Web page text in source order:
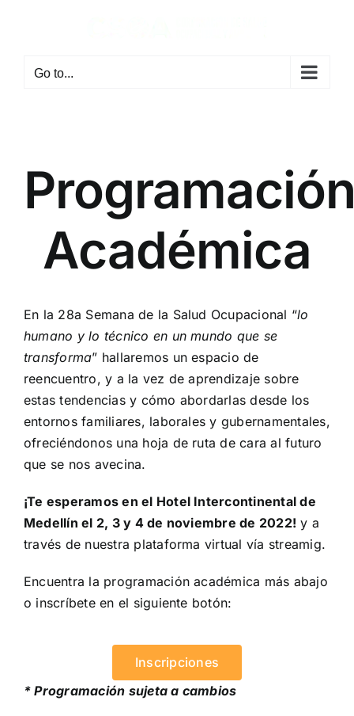
Go to...
Académica
En la 28a Semana de la Salud Ocupacional “lo
humano y lo técnico en un mundo que se
transforma” hallaremos un espacio de
reencuentro, y a la vez de aprendizaje sobre
estas tendencias y cómo abordarlas desde los
entornos familiares, laborales y gubernamentales,
ofreciéndonos una hoja de ruta de cara al futuro
que se nos avecina.
¡Te esperamos en el Hotel Intercontinental de
Medellín el 2, 3 y 4 de noviembre de 2022! y a
través de nuestra plataforma virtual vía streamig.
Encuentra la programación académica más abajo
o inscríbete en el siguiente botón:
Inscripciones
* Programación sujeta a cambios